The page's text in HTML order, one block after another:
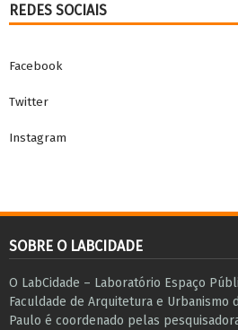
REDES SOCIAIS
Facebook
Twitter
Instagram
SOBRE O LABCIDADE
O LabCidade – Laboratório Espaço
Faculdade de Arquitetura e Urbanismo
Paulo é coordenado pelas